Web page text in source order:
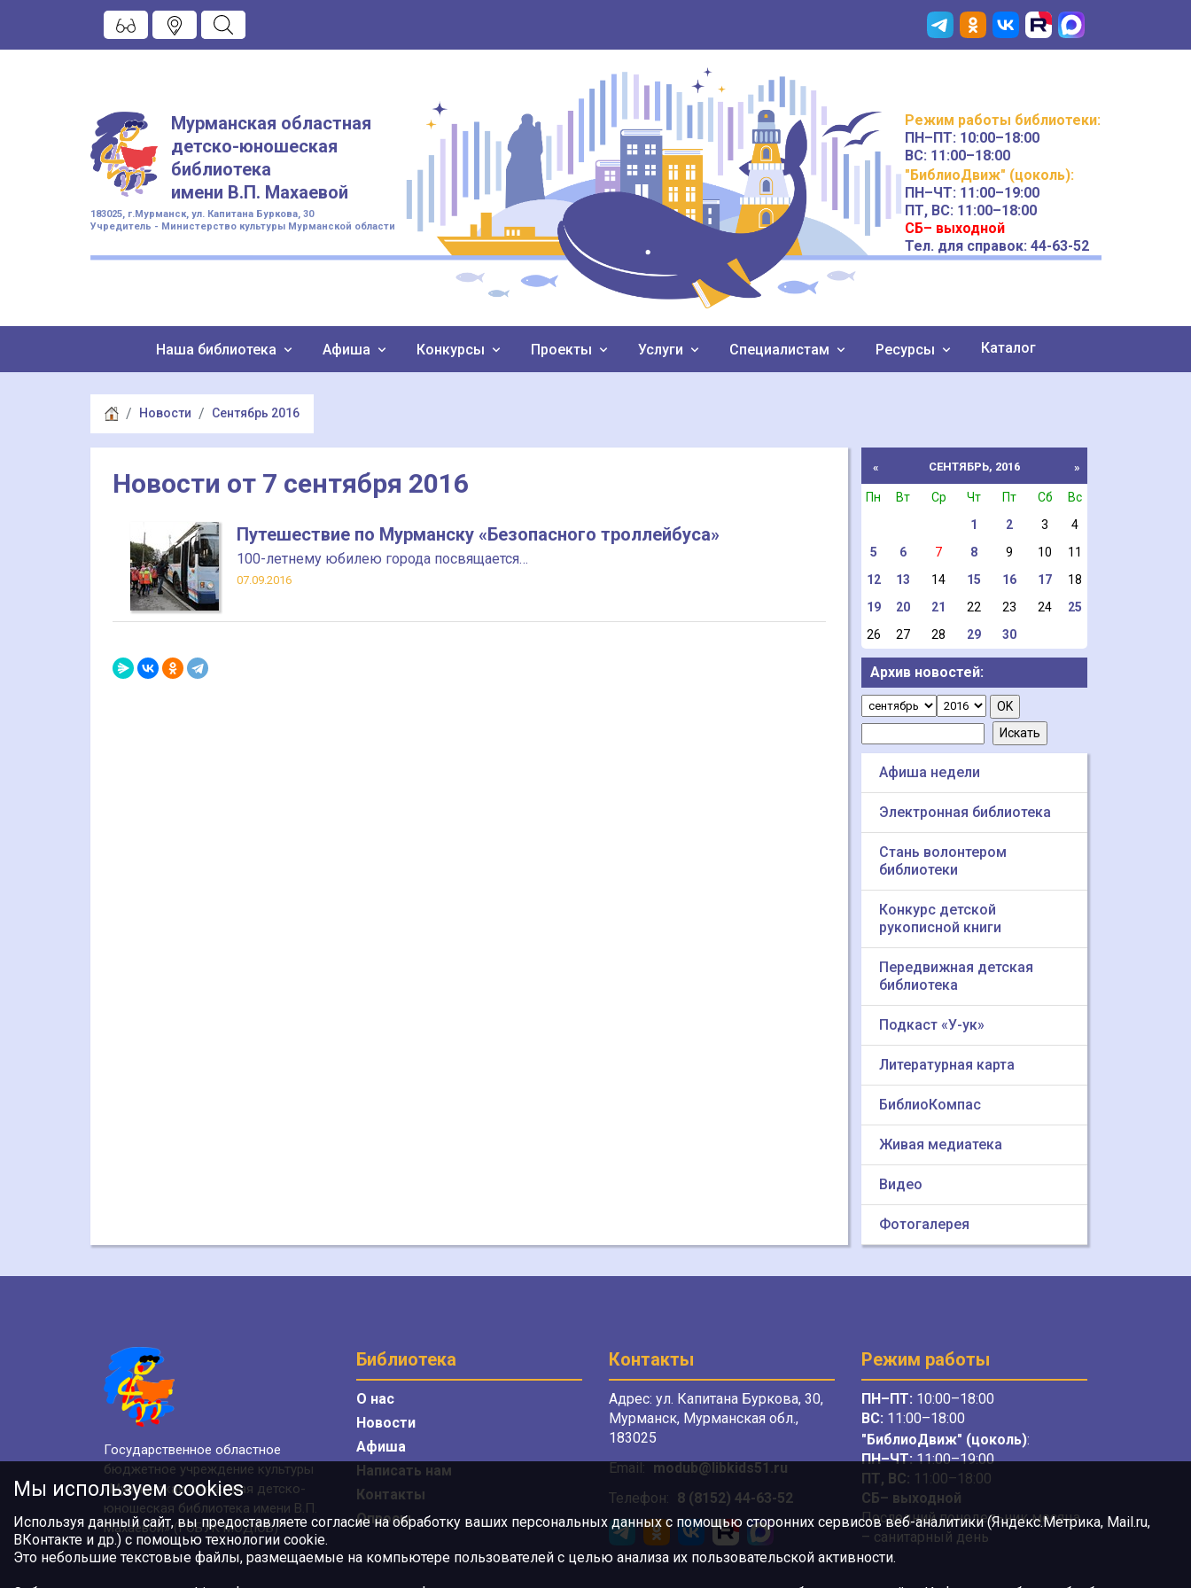
Мурманская областная
детско-юношеская
библиотека
имени В.П. Махаевой
183025, г.Мурманск, ул. Капитана Буркова, 30
Учредитель - Министерство культуры Мурманской области
Режим работы библиотеки:
ПН–ПТ: 10:00–18:00
ВС: 11:00–18:00
"БиблиоДвиж" (цоколь):
ПН–ЧТ: 11:00–19:00
ПТ, ВС: 11:00–18:00
СБ– выходной
Тел. для справок: 44-63-52
Наша библиотека Афиша Конкурсы Проекты Услуги Специалистам Ресурсы Каталог
Новости Сентябрь 2016
Новости от 7 сентября 2016
Путешествие по Мурманску «Безопасного троллейбуса»
100-летнему юбилею города посвящается…
07.09.2016
« СЕНТЯБРЬ, 2016 »
Пн Вт Ср Чт Пт Сб
Вс
1
2 3
4
5
6 7 8 9 10
11
12
13 14 15 16 17
18
19
20 21 22 23 24
25
26
27 28 29 30
Архив новостей:
Афиша недели
Электронная библиотека
Стань волонтером
библиотеки
Конкурс детской
рукописной книги
Передвижная детская
библиотека
Подкаст «У-ук»
Литературная карта
БиблиоКомпас
Живая медиатека
Видео
Фотогалерея
Государственное областное
бюджетное учреждение культуры
«Мурманская областная детско-
юношеская библиотека имени В.П.
Махаевой» (ГОБУК МОДЮБ)
Библиотека
О нас
Новости
Афиша
Написать нам
Контакты
Опросы
Контакты
Адрес: ул. Капитана Буркова, 30,
Мурманск, Мурманская обл.,
183025
Email: modub@libkids51.ru
Телефон: 8 (8152) 44-63-52
Режим работы
ПН–ПТ: 10:00–18:00
ВС: 11:00–18:00
"БиблиоДвиж" (цоколь):
ПН–ЧТ:11:00–19:00
ПТ, ВС: 11:00–18:00
СБ– выходной
Последний понедельник месяца
– санитарный день
Мы используем cookies
Используя данный сайт, вы предоставляете согласие на обработку ваших персональных данных с помощью сторонних сервисов веб-аналитики (Яндекс.Метрика, Mail.ru,
ВКонтакте и др.) с помощью технологии cookie.
Это небольшие текстовые файлы, размещаемые на компьютере пользователей с целью анализа их пользовательской активности.